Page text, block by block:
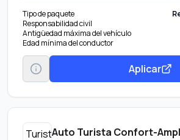
Tipo de paquete
Responsabilidad civil
Antigüedad máxima del vehículo
Edad mínima del conductor
Aplicar
Auto Turista Confort-